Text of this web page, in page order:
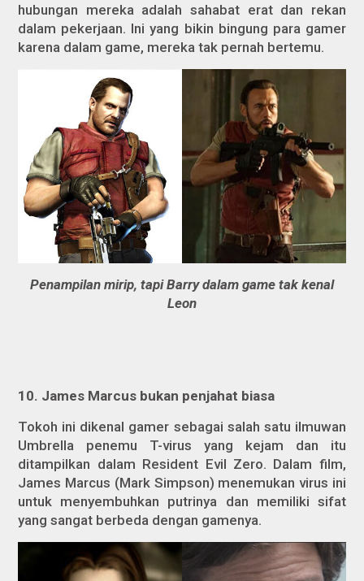
hubungan mereka adalah sahabat erat dan rekan
dalam pekerjaan. Ini yang bikin bingung para gamer
karena dalam game, mereka tak pernah bertemu.
Penampilan mirip, tapi Barry dalam game tak kenal
Leon
10. James Marcus bukan penjahat biasa
Tokoh ini dikenal gamer sebagai salah satu ilmuwan
Umbrella penemu T-virus yang kejam dan itu
ditampilkan dalam Resident Evil Zero. Dalam film,
James Marcus (Mark Simpson) menemukan virus ini
untuk menyembuhkan putrinya dan memiliki sifat
yang sangat berbeda dengan gamenya.